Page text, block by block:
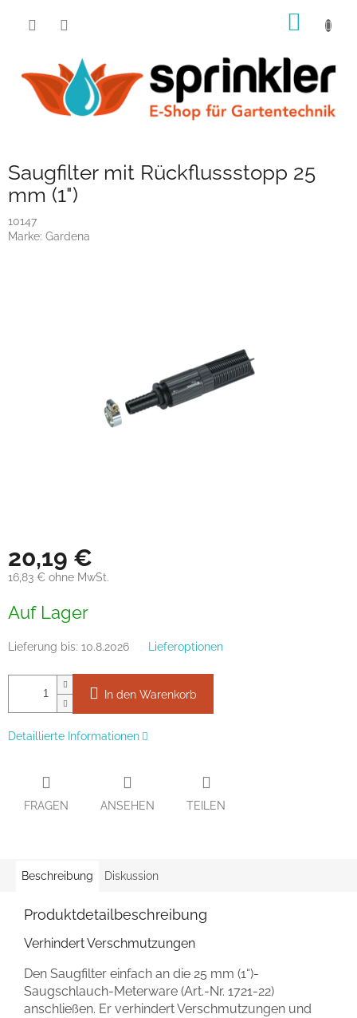
Saugfilter mit Rückflussstopp 25
mm (1")
10147
Marke: Gardena
20,19 €
16,83 € ohne MwSt.
Auf Lager
Lieferung bis: 10.8.2026 Lieferoptionen
In den Warenkorb
Detaillierte Informationen
FRAGEN ANSEHEN TEILEN
Beschreibung Diskussion
Produktdetailbeschreibung
Verhindert Verschmutzungen
Den Saugfilter einfach an die 25 mm (1“)-
Saugschlauch-Meterware (Art.-Nr. 1721-22)
anschließen. Er verhindert Verschmutzungen und